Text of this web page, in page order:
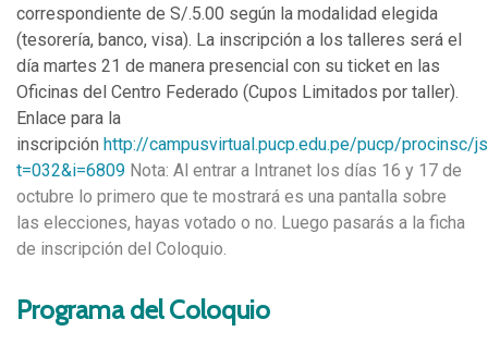
correspondiente de S/.5.00 según la modalidad elegida
(tesorería, banco, visa). La inscripción a los talleres será el
día martes 21 de manera presencial con su ticket en las
Oficinas del Centro Federado (Cupos Limitados por taller).
Enlace para la
inscripción http://campusvirtual.pucp.edu.pe/pucp/procinsc/
t=032&i=6809 Nota: Al entrar a Intranet los días 16 y 17 de
octubre lo primero que te mostrará es una pantalla sobre
las elecciones, hayas votado o no. Luego pasarás a la ficha
de inscripción del Coloquio.
Programa del Coloquio